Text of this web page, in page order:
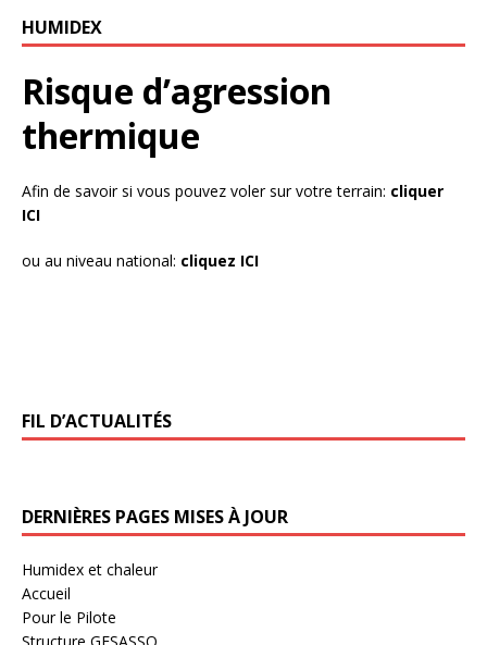
HUMIDEX
Risque d’agression
thermique
Afin de savoir si vous pouvez voler sur votre terrain: cliquer
ICI
ou au niveau national: cliquez ICI
FIL D’ACTUALITÉS
DERNIÈRES PAGES MISES À JOUR
Humidex et chaleur
Accueil
Pour le Pilote